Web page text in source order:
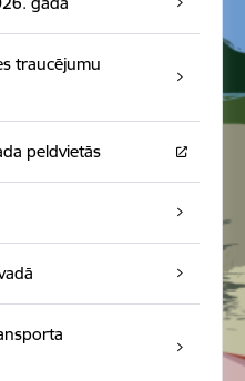
traucējumu
peldvietās